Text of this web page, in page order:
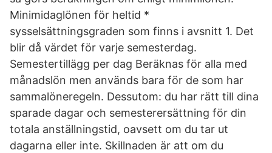
Minimidaglönen för heltid *
sysselsättningsgraden som finns i avsnitt 1. Det
blir då värdet för varje semesterdag.
Semestertillägg per dag Beräknas för alla med
månadslön men används bara för de som har
sammalöneregeln. Dessutom: du har rätt till dina
sparade dagar och semesterersättning för din
totala anställningstid, oavsett om du tar ut
dagarna eller inte. Skillnaden är att om du